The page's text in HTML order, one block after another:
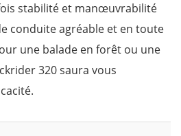
stabilité et manœuvrabilité
conduite agréable et en toute
une balade en forêt ou une
320 saura vous